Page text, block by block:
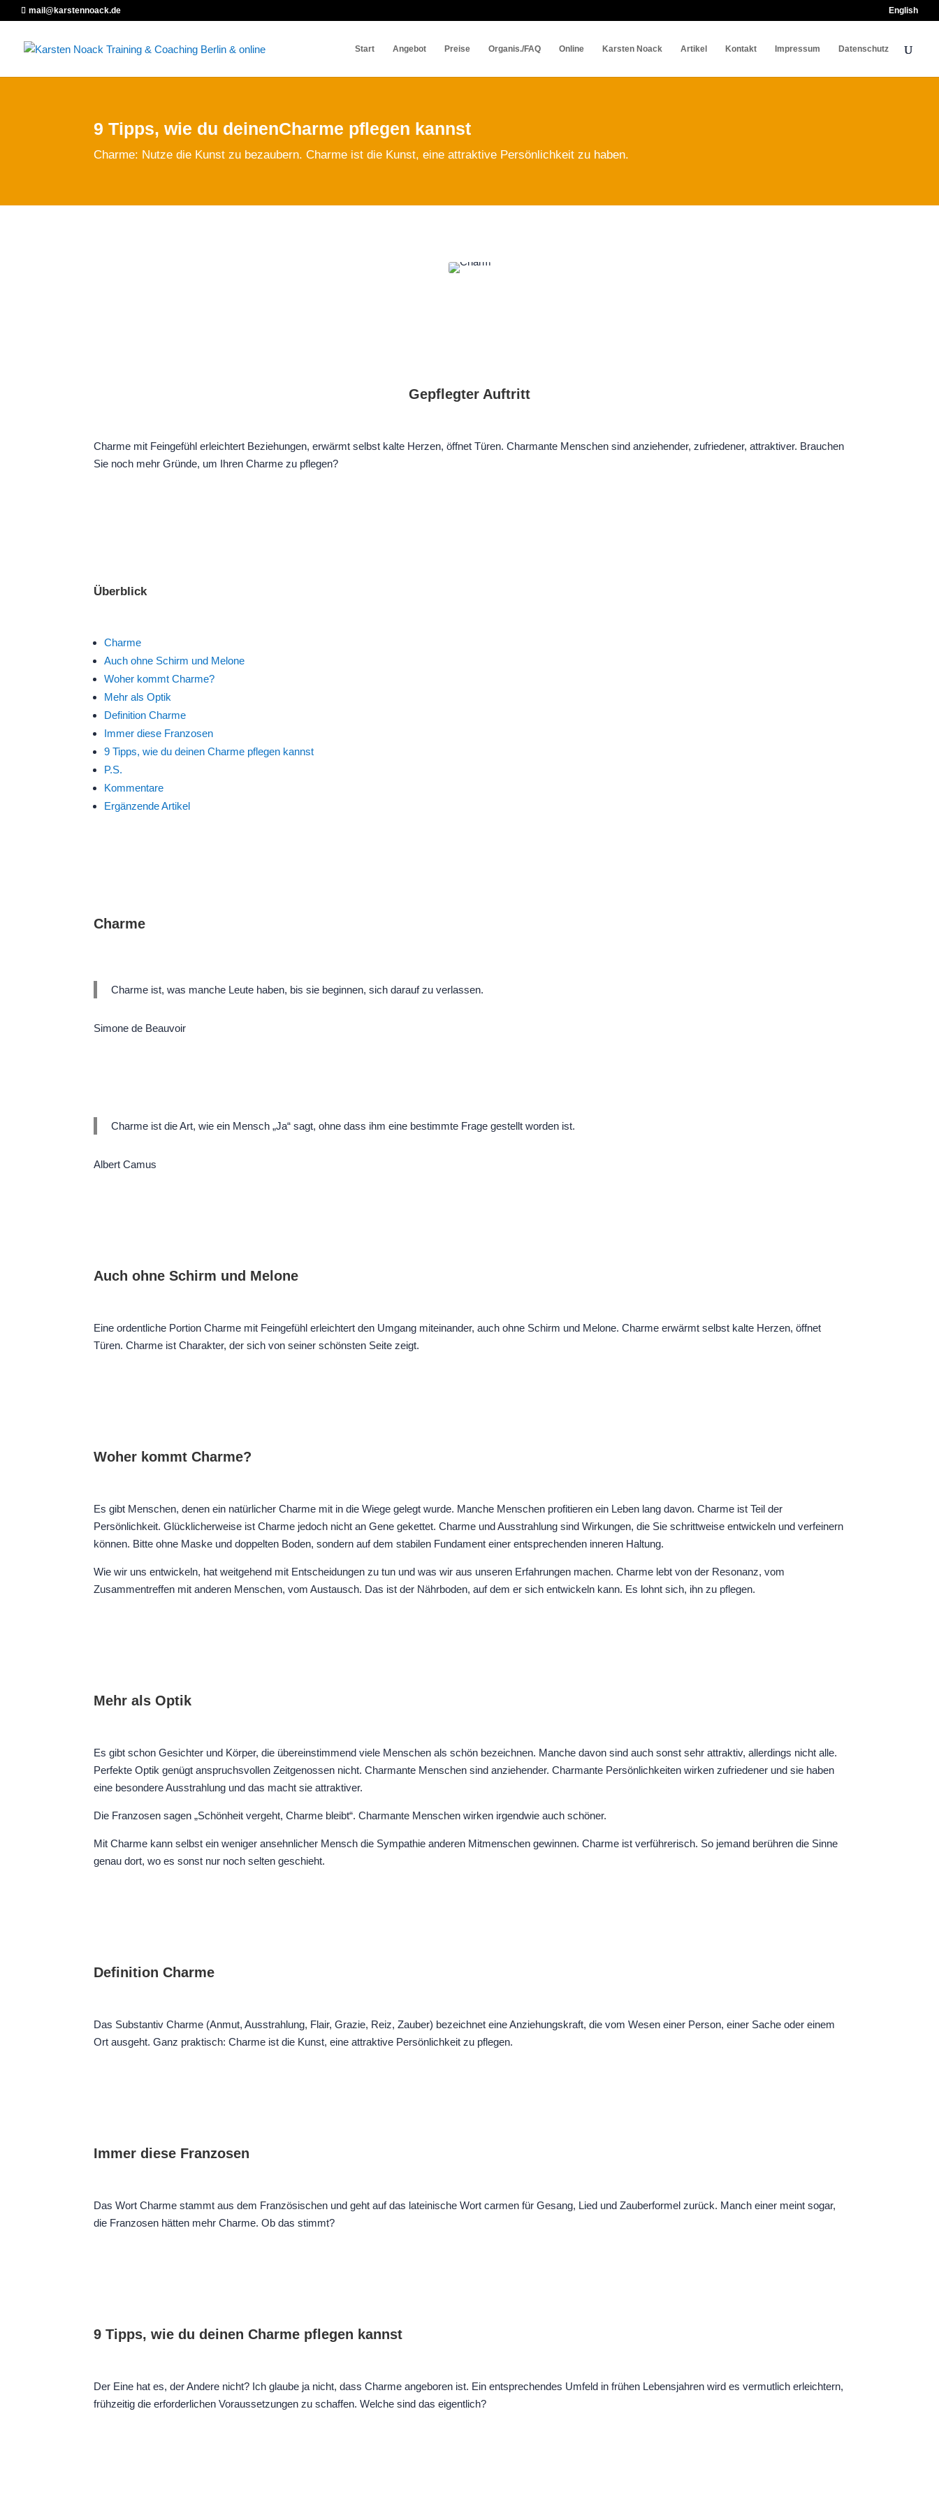
mail@karstennoack.de English
Start Angebot Preise Organis./FAQ Online Karsten Noack Artikel Kontakt Impressum Datenschutz
9 Tipps, wie du deinenCharme pflegen kannst
Charme: Nutze die Kunst zu bezaubern. Charme ist die Kunst, eine attraktive Persönlichkeit zu haben.
Gepflegter Auftritt
Charme mit Feingefühl erleichtert Beziehungen, erwärmt selbst kalte Herzen, öffnet Türen. Charmante Menschen sind anziehender, zufriedener, attraktiver. Brauchen
Sie noch mehr Gründe, um Ihren Charme zu pflegen?
Überblick
Charme
Auch ohne Schirm und Melone
Woher kommt Charme?
Mehr als Optik
Definition Charme
Immer diese Franzosen
9 Tipps, wie du deinen Charme pflegen kannst
P.S.
Kommentare
Ergänzende Artikel
Charme
Charme ist, was manche Leute haben, bis sie beginnen, sich darauf zu verlassen.
Simone de Beauvoir
Charme ist die Art, wie ein Mensch „Ja“ sagt, ohne dass ihm eine bestimmte Frage gestellt worden ist.
Albert Camus
Auch ohne Schirm und Melone
Eine ordentliche Portion Charme mit Feingefühl erleichtert den Umgang miteinander, auch ohne Schirm und Melone. Charme erwärmt selbst kalte Herzen, öffnet
Türen. Charme ist Charakter, der sich von seiner schönsten Seite zeigt.
Woher kommt Charme?
Es gibt Menschen, denen ein natürlicher Charme mit in die Wiege gelegt wurde. Manche Menschen profitieren ein Leben lang davon. Charme ist Teil der
Persönlichkeit. Glücklicherweise ist Charme jedoch nicht an Gene gekettet. Charme und Ausstrahlung sind Wirkungen, die Sie schrittweise entwickeln und verfeinern
können. Bitte ohne Maske und doppelten Boden, sondern auf dem stabilen Fundament einer entsprechenden inneren Haltung.
Wie wir uns entwickeln, hat weitgehend mit Entscheidungen zu tun und was wir aus unseren Erfahrungen machen. Charme lebt von der Resonanz, vom
Zusammentreffen mit anderen Menschen, vom Austausch. Das ist der Nährboden, auf dem er sich entwickeln kann. Es lohnt sich, ihn zu pflegen.
Mehr als Optik
Es gibt schon Gesichter und Körper, die übereinstimmend viele Menschen als schön bezeichnen. Manche davon sind auch sonst sehr attraktiv, allerdings nicht alle.
Perfekte Optik genügt anspruchsvollen Zeitgenossen nicht. Charmante Menschen sind anziehender. Charmante Persönlichkeiten wirken zufriedener und sie haben
eine besondere Ausstrahlung und das macht sie attraktiver.
Die Franzosen sagen „Schönheit vergeht, Charme bleibt“. Charmante Menschen wirken irgendwie auch schöner.
Mit Charme kann selbst ein weniger ansehnlicher Mensch die Sympathie anderen Mitmenschen gewinnen. Charme ist verführerisch. So jemand berühren die Sinne
genau dort, wo es sonst nur noch selten geschieht.
Definition Charme
Das Substantiv Charme (Anmut, Ausstrahlung, Flair, Grazie, Reiz, Zauber) bezeichnet eine Anziehungskraft, die vom Wesen einer Person, einer Sache oder einem
Ort ausgeht. Ganz praktisch: Charme ist die Kunst, eine attraktive Persönlichkeit zu pflegen.
Immer diese Franzosen
Das Wort Charme stammt aus dem Französischen und geht auf das lateinische Wort carmen für Gesang, Lied und Zauberformel zurück. Manch einer meint sogar,
die Franzosen hätten mehr Charme. Ob das stimmt?
9 Tipps, wie du deinen Charme pflegen kannst
Der Eine hat es, der Andere nicht? Ich glaube ja nicht, dass Charme angeboren ist. Ein entsprechendes Umfeld in frühen Lebensjahren wird es vermutlich erleichtern,
frühzeitig die erforderlichen Voraussetzungen zu schaffen. Welche sind das eigentlich?